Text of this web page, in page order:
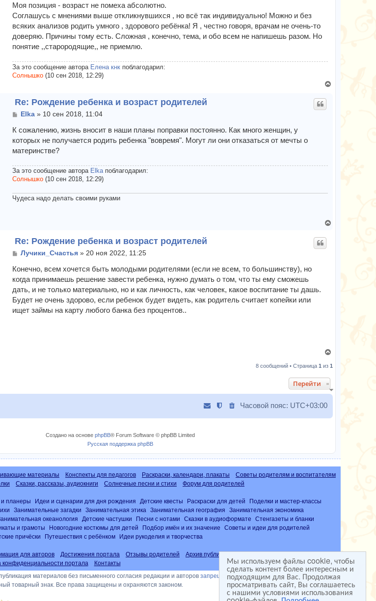
Мы используем файлы cookie, чтобы
сделать контент более интересным и
подходящим для Вас. Продолжая
просматривать сайт, Вы соглашаетесь
с нашими условиями использования
о
б
щ
е
н
и
Моя позиция - возраст не помеха абсолютно.
Соглашусь с мнениями выше откликнувшихся , но всё так индивидуально! Можно и без
всяких анализов родить умного , здорового ребёнка! Я , честно говоря, врачам не очень-то
доверяю. Причины тому есть. Сложная , конечно, тема, и обо всем не напишешь разом. Но
понятие ,,старородящие,, не приемлю.
За это сообщение автора Елена кнк поблагодарил:
Солнышко (10 сен 2018, 12:29)
Re: Рождение ребенка и возраст родителей
С
о
б
щ
е
и
е
Elka » 10 сен 2018, 11:04
К сожалению, жизнь вносит в наши планы поправки постоянно. Как много женщин, у
которых не получается родить ребенка "вовремя". Могут ли они отказаться от мечты о
материнстве?
За это сообщение автора Elkaпоблагодарил:
Солнышко (10 сен 2018, 12:29)
Чудеса надо делать своими руками
Re: Рождение ребенка и возраст родителей
С
о
б
щ
е
н
и
е
Лучики_Счастья »20 ноя 2022, 11:25
Конечно, всем хочется быть молодыми родителями (если не всем, то большинству), но
когда принимаешь решение завести ребенка, нужно думать о том, что ты ему сможешь
дать, и не только материально, но и как личность, как человек, какое воспитание ты дашь.
Будет не очень здорово, если ребенок будет видеть, как родитель считает копейки или
ищет займы на карту любого банка без процентов..
р
т
ч
а
л
8 сообщений • Страница 1 из 1
Перейти
Часовой пояс: UTC+03:00
Создано на основеphpBB® Forum Software © phpBB Limited
Русская поддержка phpBB
материалы Конспекты для педагогов Раскраски, календари, плакаты
Советы родителям и воспитателям
Сказки, рассказы, аудиокниги Солнечные песни и стихи Форум для родителей
планеры Идеи и сценарии для дня рождения Детские квесты Раскраски для детей
Поделки и мастер-классы
Занимательные загадки Занимательная этика Занимательная география
Занимательная экономика
океанология Детские частушки Песни с нотами Сказки в аудиоформате
Стенгазеты и бланки
и грамоты Новогодние костюмы для детей Подбор имён и их значение
Советы и идеи для родителей
причёски Путешествия с ребёнком Идеи рукоделия и творчества
для авторов Достижения портала Отзывы родителей Архив публикаций
Часто задаваемые вопросы (FAQ)
конфиденциальности портала
Контакты
материалов без письменного согласия редакции и авторов запрещена
товарный знак. Все права защищены и охраняются законом.